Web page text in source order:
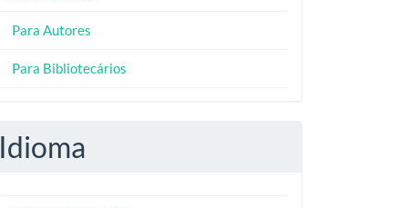
Para Autores
Para Bibliotecários
Idioma